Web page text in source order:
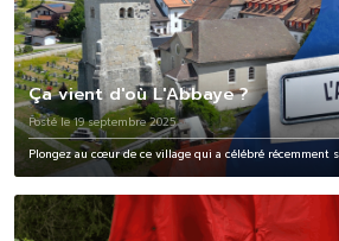
Ça vient d'où L'Abbaye ?
Posté le 19 septembre 2025
Plongez au cœur de ce village qui a célébré récemment